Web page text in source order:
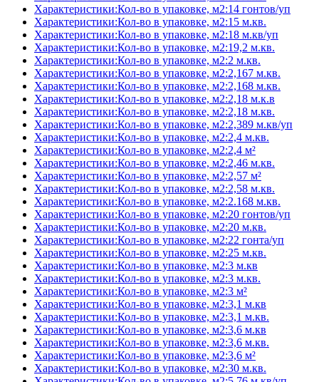
Характеристики:Кол-во в упаковке, м2:14 гонтов/уп
Характеристики:Кол-во в упаковке, м2:15 м.кв.
Характеристики:Кол-во в упаковке, м2:18 м.кв/уп
Характеристики:Кол-во в упаковке, м2:19,2 м.кв.
Характеристики:Кол-во в упаковке, м2:2 м.кв.
Характеристики:Кол-во в упаковке, м2:2,167 м.кв.
Характеристики:Кол-во в упаковке, м2:2,168 м.кв.
Характеристики:Кол-во в упаковке, м2:2,18 м.к.в
Характеристики:Кол-во в упаковке, м2:2,18 м.кв.
Характеристики:Кол-во в упаковке, м2:2,389 м.кв/уп
Характеристики:Кол-во в упаковке, м2:2,4 м.кв.
Характеристики:Кол-во в упаковке, м2:2,4 м²
Характеристики:Кол-во в упаковке, м2:2,46 м.кв.
Характеристики:Кол-во в упаковке, м2:2,57 м²
Характеристики:Кол-во в упаковке, м2:2,58 м.кв.
Характеристики:Кол-во в упаковке, м2:2.168 м.кв.
Характеристики:Кол-во в упаковке, м2:20 гонтов/уп
Характеристики:Кол-во в упаковке, м2:20 м.кв.
Характеристики:Кол-во в упаковке, м2:22 гонта/уп
Характеристики:Кол-во в упаковке, м2:25 м.кв.
Характеристики:Кол-во в упаковке, м2:3 м.кв
Характеристики:Кол-во в упаковке, м2:3 м.кв.
Характеристики:Кол-во в упаковке, м2:3 м²
Характеристики:Кол-во в упаковке, м2:3,1 м.кв
Характеристики:Кол-во в упаковке, м2:3,1 м.кв.
Характеристики:Кол-во в упаковке, м2:3,6 м.кв
Характеристики:Кол-во в упаковке, м2:3,6 м.кв.
Характеристики:Кол-во в упаковке, м2:3,6 м²
Характеристики:Кол-во в упаковке, м2:30 м.кв.